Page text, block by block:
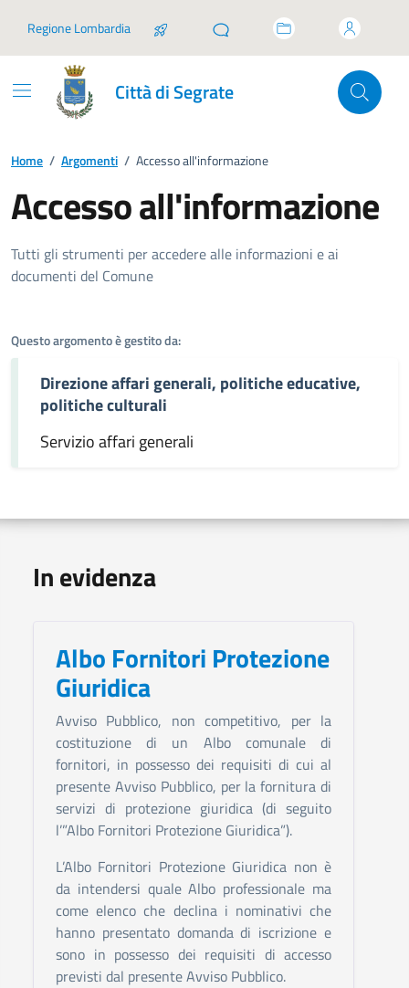
Regione Lombardia
Città di Segrate
Home / Argomenti / Accesso all'informazione
Accesso all'informazione
Dettagli dell'argomento
Tutti gli strumenti per accedere alle informazioni e ai
documenti del Comune
Questo argomento è gestito da:
Direzione affari generali, politiche educative,
politiche culturali
Servizio affari generali
In evidenza
Albo Fornitori Protezione
Giuridica
Avviso Pubblico, non competitivo, per la
costituzione di un Albo comunale di
fornitori, in possesso dei requisiti di cui al
presente Avviso Pubblico, per la fornitura di
servizi di protezione giuridica (di seguito
l’”Albo Fornitori Protezione Giuridica”).
L’Albo Fornitori Protezione Giuridica non è
da intendersi quale Albo professionale ma
come elenco che declina i nominativi che
hanno presentato domanda di iscrizione e
sono in possesso dei requisiti di accesso
previsti dal presente Avviso Pubblico.